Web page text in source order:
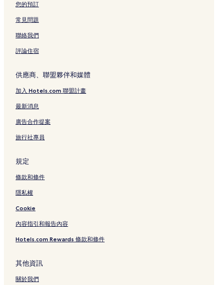
您的預訂
常見問題
聯絡我們
評論住宿
供應商、聯盟夥伴和媒體
加入 Hotels.com 聯盟計畫
最新消息
廣告合作提案
旅行社專員
規定
條款和條件
隱私權
Cookie
內容指引和報告內容
Hotels.com Rewards 條款和條件
其他資訊
關於我們